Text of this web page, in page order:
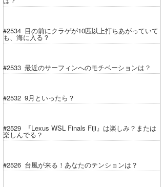
#2534 目の前にクラゲが10匹以上打ちあがっていて
も、海に入る？
#2533 最近のサーフィンへのモチベーションは？
#2532 9月といったら？
#2529 『Lexus WSL Finals Fiji』は楽しみ？または
楽しんでる？
#2526 台風が来る！あなたのテンションは？